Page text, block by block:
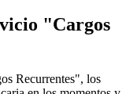
"Cargos
Recurrentes", los